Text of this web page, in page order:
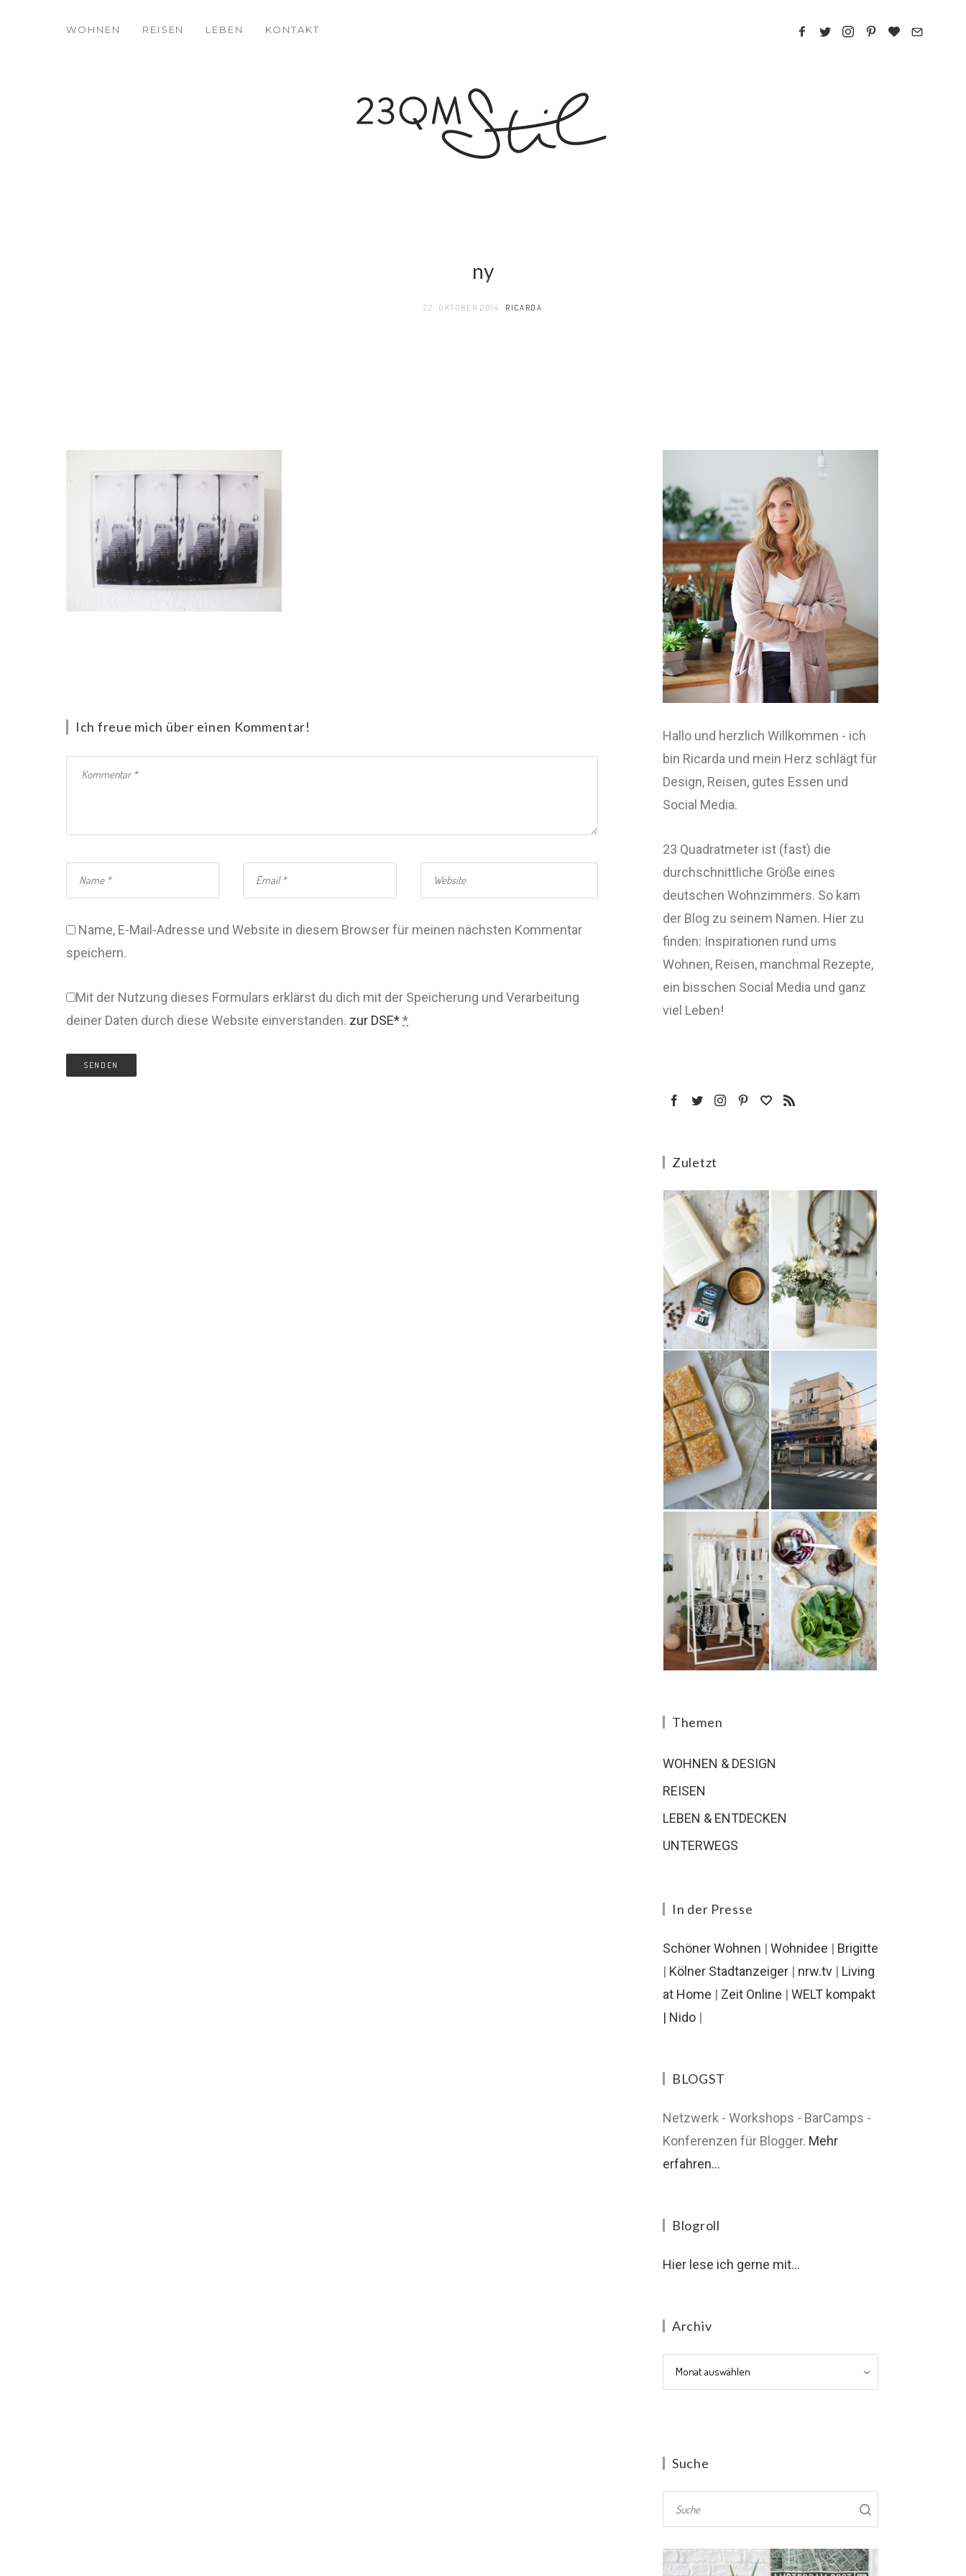
WOHNEN REISEN LEBEN KONTAKT
ny
22. OKTOBER 2014 RICARDA
Ich freue mich über einen Kommentar!
Name, E-Mail-Adresse und Website in diesem Browser für meinen nächsten Kommentar
speichern.
Mit der Nutzung dieses Formulars erklärst du dich mit der Speicherung und Verarbeitung
deiner Daten durch diese Website einverstanden. zur DSE**
Hallo und herzlich Willkommen - ich
bin Ricarda und mein Herz schlägt für
Design, Reisen, gutes Essen und
Social Media.
23 Quadratmeter ist (fast) die
durchschnittliche Größe eines
deutschen Wohnzimmers. So kam
der Blog zu seinem Namen. Hier zu
finden: Inspirationen rund ums
Wohnen, Reisen, manchmal Rezepte,
ein bisschen Social Media und ganz
viel Leben!
Zuletzt
Themen
WOHNEN & DESIGN
REISEN
LEBEN & ENTDECKEN
UNTERWEGS
In der Presse
Schöner Wohnen | Wohnidee | Brigitte
| Kölner Stadtanzeiger | nrw.tv | Living
at Home | Zeit Online | WELT kompakt
| Nido |
BLOGST
Netzwerk - Workshops - BarCamps -
Konferenzen für Blogger. Mehr
erfahren...
Blogroll
Hier lese ich gerne mit...
Archiv
Archiv
Suche